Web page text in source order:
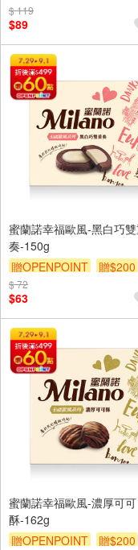
$ 119
$89
蜜蘭諾幸福歐風-黑白巧
奏-150g
贈OPENPOINT
贈$200
$ 72
$63
蜜蘭諾幸福歐風-濃厚可可
酥-162g
贈OPENPOINT
贈$200